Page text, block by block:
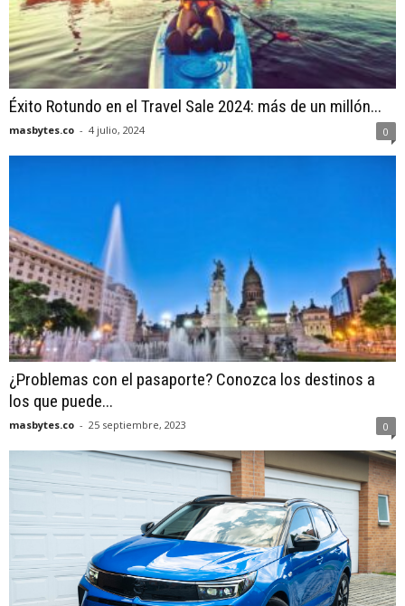
Éxito Rotundo en el Travel Sale 2024: más de un millón...
masbytes.co - 4 julio, 2024 0
¿Problemas con el pasaporte? Conozca los destinos a
los que puede...
masbytes.co - 25 septiembre, 2023 0